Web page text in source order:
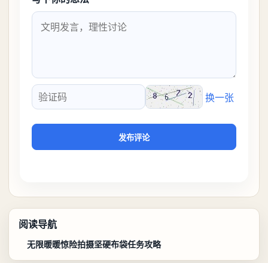
验证码
换一张
发布评论
阅读导航
无限暖暖惊险拍摄坚硬布袋任务攻略